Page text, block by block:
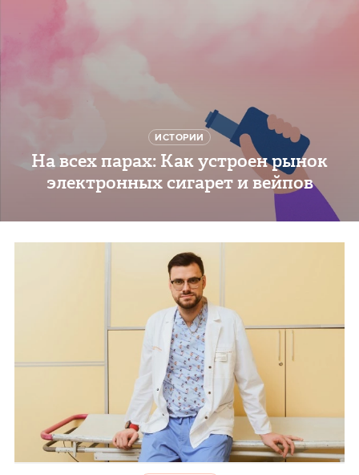
ИСТОРИИ
На всех парах: Как устроен рынок
электронных сигарет и вейпов